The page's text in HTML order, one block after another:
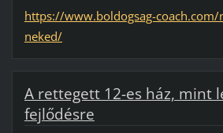
https://www.boldogsag-
neked/
A rettegett 12-es ház, mint
fejlődésre